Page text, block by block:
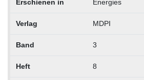
Erschienen in Energies
Verlag MDPI
Band 3
Heft 8